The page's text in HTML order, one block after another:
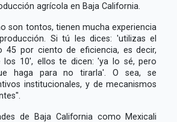
agrícola en Baja California.
son tontos, tienen mucha experiencia
Si tú les dices: 'utilizas el
45 por ciento de eficiencia, es decir,
los 10', ellos te dicen: 'ya lo sé, pero
haga para no tirarla'. O sea, se
institucionales, y de mecanismos
de Baja California como Mexicali